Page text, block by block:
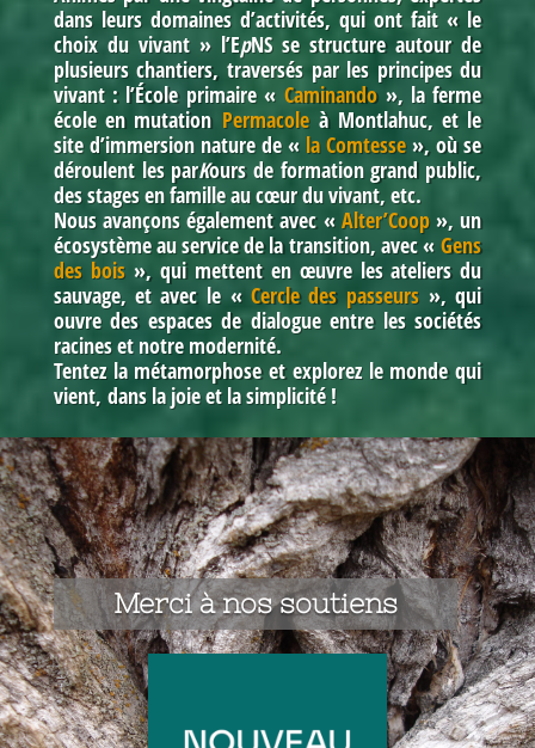
dans leurs domaines d’activités, qui ont fait « le
choix du vivant » l’EpNS se structure autour de
plusieurs chantiers, traversés par les principes du
vivant : l’École primaire«Caminando», la ferme
école en mutation Permacole à Montlahuc,et le
site d’immersion nature de« la Comtesse», où se
déroulent les parKours de formation grand public,
des stages en famille au cœur du vivant, etc.
Nous avançons également avec « Alter’Coop», un
écosystème au service de la transition, avec«Gens
des bois», qui mettent en œuvre les ateliers du
sauvage, et avec le «Cercle des passeurs», qui
ouvre des espaces de dialogue entre les sociétés
racines et notre modernité.
Tentez la métamorphose et explorez le monde qui
vient, dans la joie et la simplicité !
Merci à nos soutiens